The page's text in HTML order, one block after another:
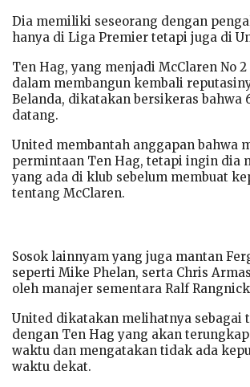
Dia memiliki seseorang dengan
hanya di Liga Premier tetapi juga di
Ten Hag, yang menjadi McClaren No
dalam membangun kembali
Belanda, dikatakan bersikeras bahwa
datang.
United membantah anggapan bahwa
permintaan Ten Hag, tetapi ingin dia
yang ada di klub sebelum membuat
tentang McClaren.
Sosok lainnyam yang juga mantan
seperti Mike Phelan, serta Chris
oleh manajer sementara Ralf
United dikatakan melihatnya sebagai
dengan Ten Hag yang akan
waktu dan mengatakan tidak ada
waktu dekat.